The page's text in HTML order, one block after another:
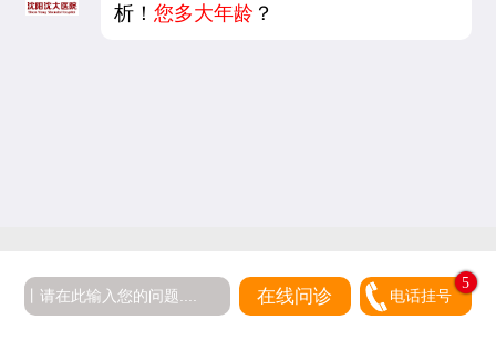
析！您多大年龄 ？
在线问诊 电话挂号
5